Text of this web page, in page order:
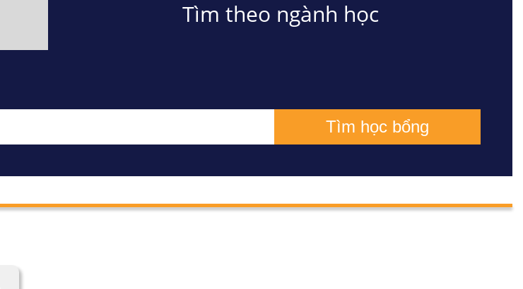
Tìm theo ngành học
Tìm học bổng